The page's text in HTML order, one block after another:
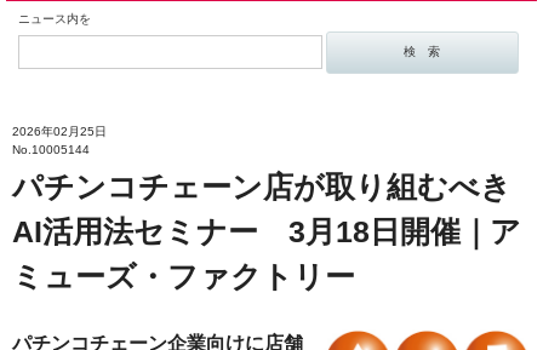
ニュース内を
2026年02月25日
No.10005144
パチンコチェーン店が取り組むべき
AI活用法セミナー 3月18日開催｜ア
ミューズ・ファクトリー
パチンコチェーン企業向けに店舗